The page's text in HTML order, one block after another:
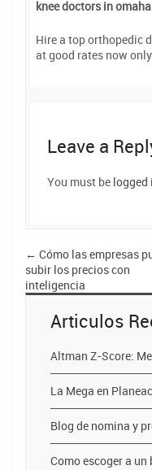
knee doctors in
Hire a top orthopedic
at good rates now
Leave a
You must be logged
← Cómo las empresas
subir los precios con
inteligencia
Articulos
Altman Z-Score:
La Mega en
Blog de nomina y
Como escoger a un